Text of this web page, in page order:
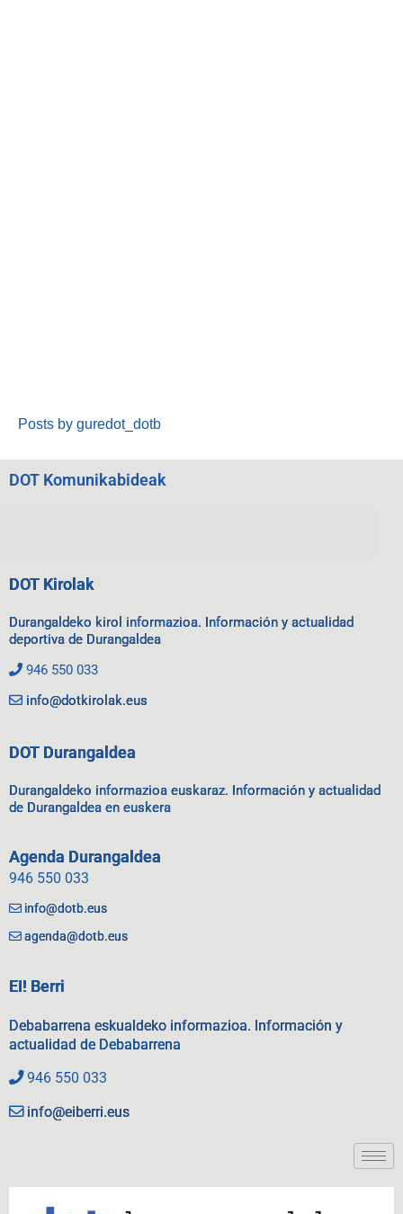
Posts by guredot_dotb
DOT Komunikabideak
DOT Kirolak
Durangaldeko kirol informazioa. Información y actualidad
deportiva de Durangaldea
946 550 033
info@dotkirolak.eus
DOT Durangaldea
Durangaldeko informazioa euskaraz. Información y actualidad
de Durangaldea en euskera
Agenda Durangaldea
946 550 033
info@dotb.eus
agenda@dotb.eus
EI! Berri
Debabarrena eskualdeko informazioa. Información y
actualidad de Debabarrena
946 550 033
info@eiberri.eus